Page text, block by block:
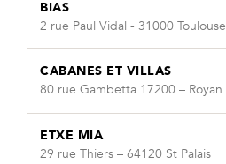
BIAS
2 rue Paul Vidal - 31000 Toulouse
CABANES ET VILLAS
80 rue Gambetta 17200 – Royan
ETXE MIA
29 rue Thiers – 64120 St Palais